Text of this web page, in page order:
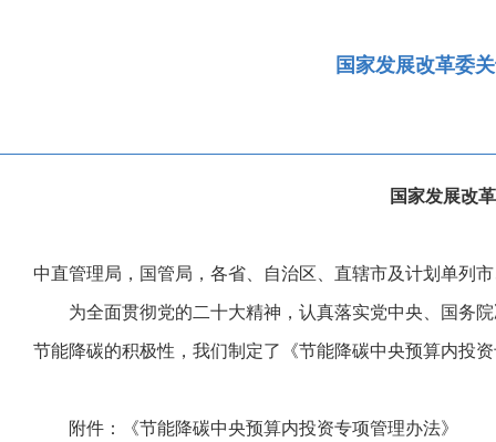
国家发展改革委
国家发展改
中直管理局，国管局，各省、自治区、直辖市及计划单列
为全面贯彻党的二十大精神，认真落实党中央、国务
节能降碳的积极性，我们制定了《节能降碳中央预算内投
附件：《节能降碳中央预算内投资专项管理办法》